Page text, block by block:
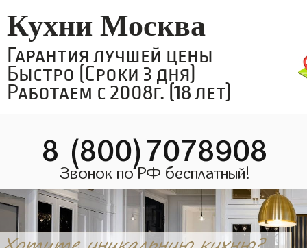
Кухни Москва
Гарантия лучшей цены
Быстро (Сроки 3 дня)
Работаем с 2008г. (18 лет)
8 (800)7078908
Звонок по РФ бесплатный!